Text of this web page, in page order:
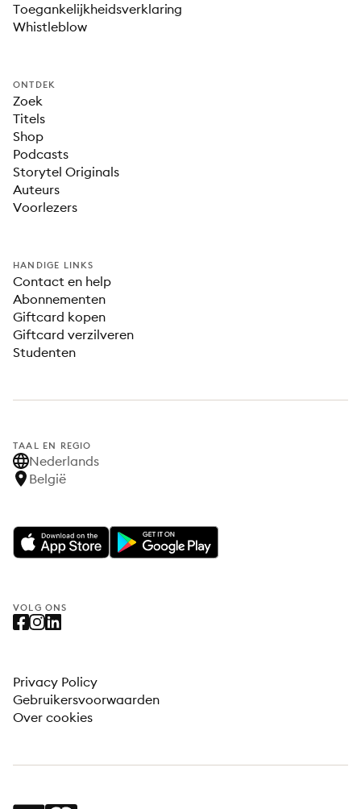
Toegankelijkheidsverklaring
Whistleblow
ONTDEK
Zoek
Titels
Shop
Podcasts
Storytel Originals
Auteurs
Voorlezers
HANDIGE LINKS
Contact en help
Abonnementen
Giftcard kopen
Giftcard verzilveren
Studenten
TAAL EN REGIO
Nederlands
België
VOLG ONS
Privacy Policy
Gebruikersvoorwaarden
Over cookies